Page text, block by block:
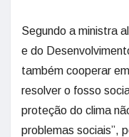
Segundo a ministra
e do
também cooperar
resolver o fosso
proteção do clima
problemas sociais”,